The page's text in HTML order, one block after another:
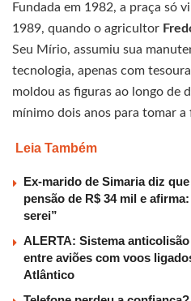
Fundada em 1982, a praça só
1989, quando o agricultor
Seu Mírio, assumiu sua
tecnologia, apenas com
moldou as figuras ao longo de
mínimo dois anos para tomar a
Leia Também
Ex-marido de Simaria diz
pensão de R$ 34 mil e
serei”
ALERTA: Sistema
entre aviões com voos
Atlântico